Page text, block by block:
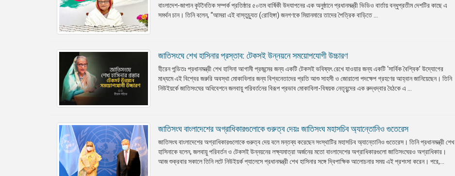
বাংলাদেশ-জাপান কূটনৈতিক সম্পর্ক প্রতিষ্ঠার ৫০তম বার্ষিকী উদযাপনের এক অনুষ্ঠানে প্রধানমন্ত্রী ভিডিও বার্তায় বন্ধুপ্রতীম দেশটির কাছে এ
সমর্থন চান। তিনি বলেন, “আমরা এই বাস্তুচ্যুত (রোহিঙ্গা) জনগণকে মিয়ানমারে তাদের পৈত্রিক বাড়িতে ...
জাতিসংঘে শেখ হাসিনার প্রস্তাব: টেকসই উন্নয়নে সময়োপযোগী উচ্চারণ
হীরেন পন্ডিতঃ প্রধানমন্ত্রী শেখ হাসিনা আগামী প্রজন্মের জন্য একটি টেকসই ভবিষ্যৎ রেখে যাওয়ার জন্য একটি ‘সার্বিক বৈশ্বিক’ উদ্যোগের
মাধ্যমে এই বিশ্বের জরুরি অবস্থা মোকাবিলার জন্য বিশ্বনেতাদের প্রতি আশু সাহসী ও জোরালো পদক্ষেপ গ্রহণের আহ্বান জানিয়েছেন। তিনি
নিউইয়র্কে জাতিসংঘের অধিবেশনে জলবায়ু পরিবর্তনের বিরূপ প্রভাব মোকাবিলা-বিষয়ক নেতৃবৃন্দের এক রুদ্ধদ্বার বৈঠকে এ ...
জাতিসংঘ বাংলাদেশের অগ্রাধিকারগুলোকে গুরুত্ব দেয়ঃ জাতিসংঘ মহাসচিব অ্যান্তোনিও গুতেরেস
জাতিসংঘ বাংলাদেশের অগ্রাধিকারগুলোকে গুরুত্ব দেয় বলে মন্তব্য করেছেন সংস্থাটির মহাসচিব অ্যান্তোনিও গুতেরেস। তিনি প্রধানমন্ত্রী শেখ
হাসিনাকে বলেন, জলবায়ু পরিবর্তন ও টেকসই উন্নয়নের লক্ষ্যমাত্রা অর্জনের মতো বাংলাদেশের অগ্রাধিকারগুলো জাতিসংঘেরও অগ্রাধিকার।
আজ শুক্রবার সকালে তিনি লটে নিউইয়র্ক প্যালেসে প্রধানমন্ত্রী শেখ হাসিনার সঙ্গে দ্বিপাক্ষিক আলোচনার সময় এই প্রশংসা করেন। পরে,...